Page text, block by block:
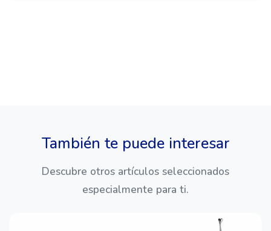
También te puede interesar
Descubre otros artículos seleccionados
especialmente para ti.